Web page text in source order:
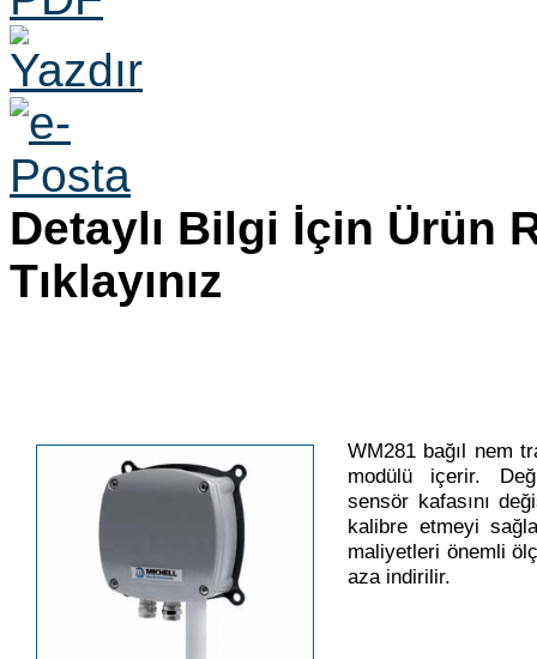
Detaylı Bilgi İçin Ürün
Tıklayınız
WM281 bağıl nem
modülü içerir.
sensör kafasını
kalibre etmeyi
maliyetleri önemli
aza indirilir.